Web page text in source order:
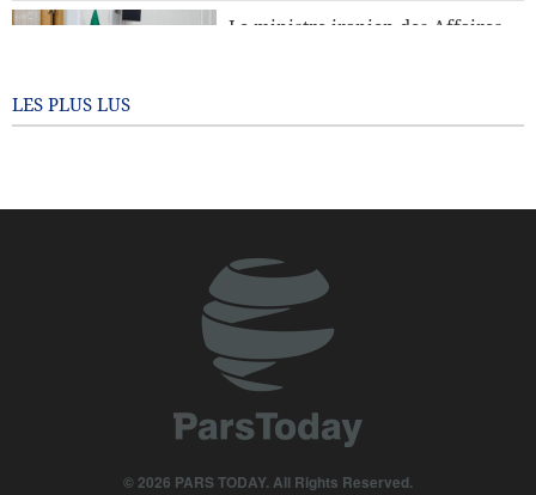
Le ministre iranien des Affaires
LES PLUS LUS
© 2026 PARS TODAY. All Rights Reserved.